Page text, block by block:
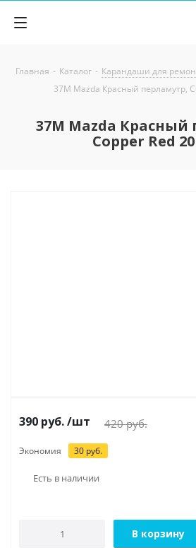
Главная - Каталог - Карандаши для
37M Mazda Красный перламутр,
37M Mazda Красный
Copper Red
390 руб./шт 420руб.
Экономия 30 руб.
Есть в наличии
В корзину